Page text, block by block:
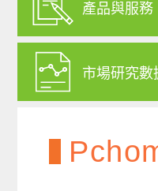
產品與服務
市場研究數